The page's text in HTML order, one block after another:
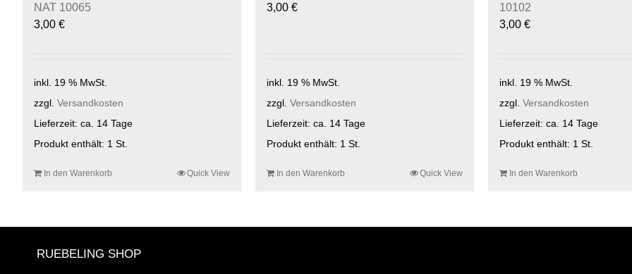
NAT 10065
3,00 €
inkl. 19 % MwSt.
zzgl. Versandkosten
Lieferzeit: ca. 14 Tage
Produkt enthält: 1 St.
In den Warenkorb Quick View
3,00 €
inkl. 19 % MwSt.
zzgl. Versandkosten
Lieferzeit: ca. 14 Tage
Produkt enthält: 1 St.
In den Warenkorb Quick View
10102
3,00 €
inkl. 19 % MwSt.
zzgl. Versandkosten
Lieferzeit: ca. 14 Tage
Produkt enthält: 1 St.
In den Warenkorb
RUEBELING SHOP